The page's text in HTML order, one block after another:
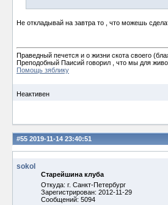
Не откладывай на завтра то , что можешь
Праведный печется и о жизни скота своего
Преподобный Паисий говорил , что мы для
Помощь зяблику
Неактивен
#55 2019-11-14 23:40:51
sokol
Старейшина клуба
Откуда: г. Санкт-Петербург
Зарегистрирован: 2012-11-29
Сообщений: 5094